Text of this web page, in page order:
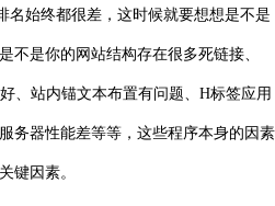
名始终都很差，这时候就要想想是不是
不是你的网站结构存在很多死链接、
、站内锚文本布置有问题、H标签应用
务器性能差等等，这些程序本身的因素
键因素。